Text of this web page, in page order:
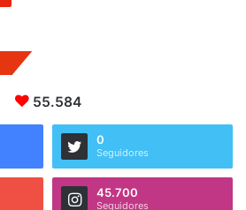
55.584
0
Seguidores
45.700
Seguidores